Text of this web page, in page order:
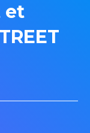
et